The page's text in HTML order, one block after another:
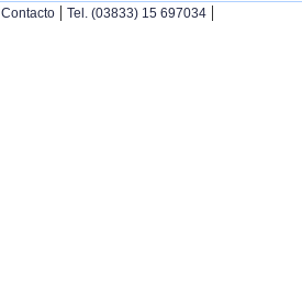
Contacto | Tel. (03833) 15 697034 |